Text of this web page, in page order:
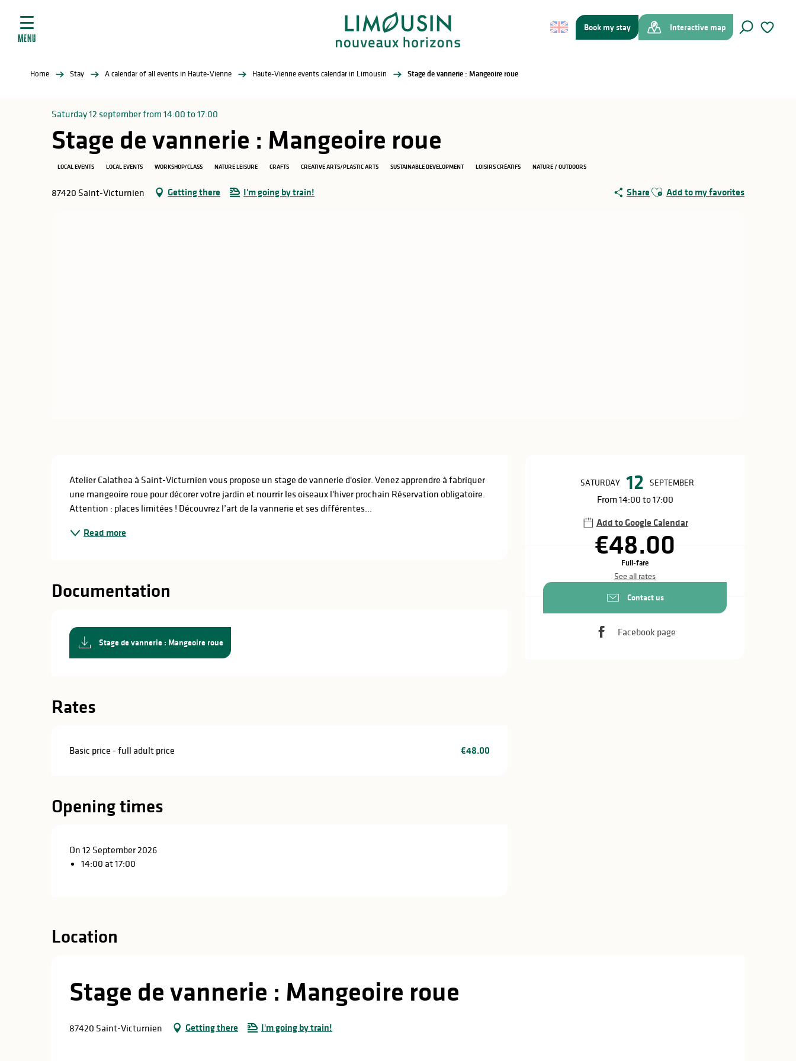
contenu
Book my stay
Interactive map
MENU
Home Stay A calendar of all events in Haute-Vienne Haute-Vienne events calendar in Limousin Stage de vannerie : Mangeoire roue
Saturday 12 september from 14:00 to 17:00
Stage de vannerie : Mangeoire roue
LOCAL EVENTS LOCAL EVENTS WORKSHOP/CLASS NATURE LEISURE CRAFTS CREATIVE ARTS/PLASTIC ARTS SUSTAINABLE DEVELOPMENT LOISIRS CRÉATIFS NATURE / OUTDOORS
87420 Saint-Victurnien Getting there I'm going by train! Share Ajouter aux favoris
Add to my favorites
Opening hours
SATURDAY 12 SEPTEMBER
From 14:00 to 17:00
Add to Google Calendar
€48.00
Full-fare
See all rates
Contact us
Facebook page
Description
Atelier Calathea à Saint-Victurnien vous propose un stage de vannerie d'osier. Venez apprendre à fabriquer
une mangeoire roue pour décorer votre jardin et nourrir les oiseaux l'hiver prochain Réservation obligatoire.
Attention : places limitées ! Découvrez l’art de la vannerie et ses différentes...
Read more
Documentation
Stage de vannerie : Mangeoire roue
Rates
Basic price - full adult price €48.00
Opening times
On 12 September 2026
14:00 at 17:00
Location
Stage de vannerie : Mangeoire roue
87420 Saint-Victurnien Getting there I'm going by train!